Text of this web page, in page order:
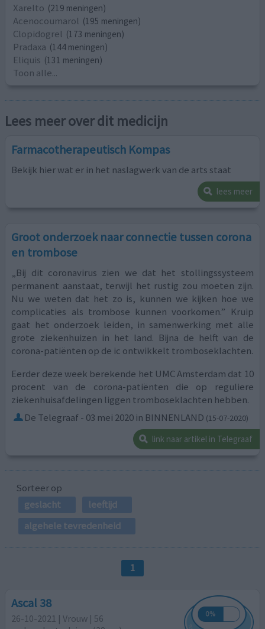
Xarelto (219 meningen)
Acenocoumarol (195 meningen)
Clopidogrel (173 meningen)
Pradaxa (144 meningen)
Eliquis (131 meningen)
Toon alle...
Lees meer over dit medicijn
Farmacotherapeutisch Kompas
Bekijk hier wat er in het naslagwerk van de arts staat
lees meer
Groot onderzoek naar connectie tussen corona
en trombose
„Bij dit coronavirus zien we dat het stollingssysteem
permanent aanstaat, terwijl het rustig zou moeten zijn.
Nu we weten dat het zo is, kunnen we kijken hoe we
complicaties als trombose kunnen voorkomen.” Kruip
gaat het onderzoek leiden, in samenwerking met alle
grote ziekenhuizen in het land. Bijna de helft van de
corona-patiënten op de ic ontwikkelt tromboseklachten.
Eerder deze week berekende het UMC Amsterdam dat 10
procent van de corona-patiënten die op reguliere
ziekenhuisafdelingen liggen tromboseklachten hebben.
De Telegraaf - 03 mei 2020 in BINNENLAND (15-07-2020)
link naar artikel in Telegraaf
Sorteer op
geslacht
leeftijd
algehele tevredenheid
1
Ascal 38
26-10-2021 | Vrouw | 56